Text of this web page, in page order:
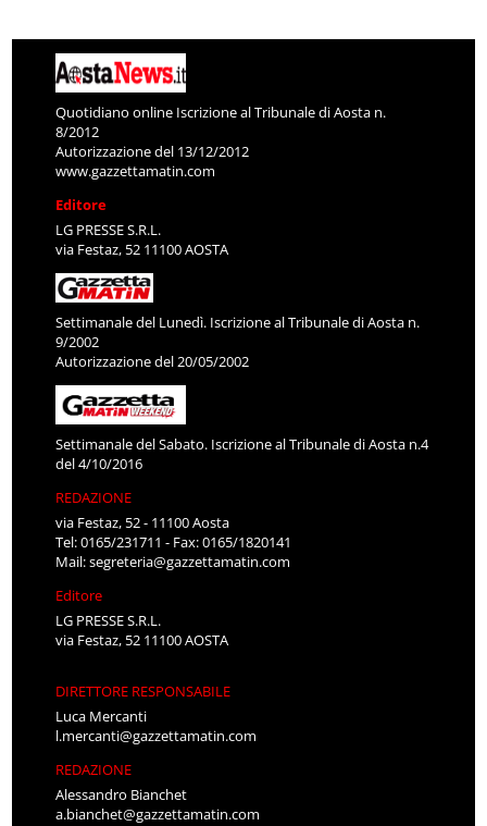
Quotidiano online Iscrizione al Tribunale di Aosta n.
8/2012
Autorizzazione del 13/12/2012
www.gazzettamatin.com
Editore
LG PRESSE S.R.L.
via Festaz, 52 11100 AOSTA
Settimanale del Lunedì. Iscrizione al Tribunale di Aosta n.
9/2002
Autorizzazione del 20/05/2002
Settimanale del Sabato. Iscrizione al Tribunale di Aosta n.4
del 4/10/2016
REDAZIONE
via Festaz, 52 - 11100 Aosta
Tel: 0165/231711 - Fax: 0165/1820141
Mail:segreteria@gazzettamatin.com
Editore
LG PRESSE S.R.L.
via Festaz, 52 11100 AOSTA
DIRETTORE RESPONSABILE
Luca Mercanti
l.mercanti@gazzettamatin.com
REDAZIONE
Alessandro Bianchet
a.bianchet@gazzettamatin.com